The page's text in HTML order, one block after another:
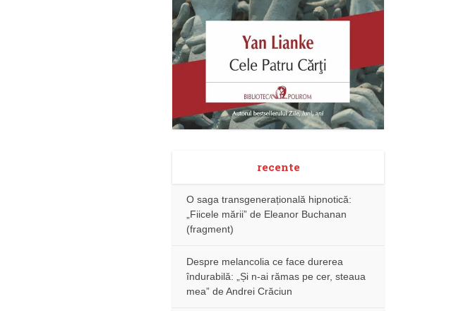
recente
O saga transgenerațională hipnotică:
„Fiicele mării” de Eleanor Buchanan
(fragment)
Despre melancolia ce face durerea
îndurabilă: „Și n-ai rămas pe cer, steaua
mea” de Andrei Crăciun